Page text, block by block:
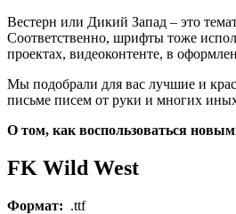
Вестерн или Дикий Запад – это
Соответственно, шрифты тоже
проектах, видеоконтенте, в
Мы подобрали для вас лучшие и
письме писем от руки и многих
О том, как воспользоваться
FK Wild West
Формат: .ttf